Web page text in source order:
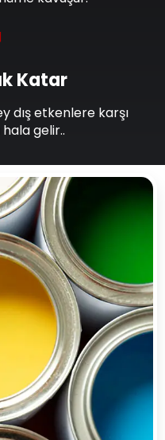
Katar
dış etkenlere karşı
hala gelir..